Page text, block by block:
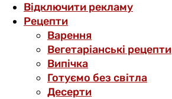
Відключити рекламу
Рецепти
Варення
Вегетаріанські рецепти
Випічка
Готуємо без світла
Десерти